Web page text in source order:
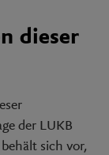
dieser
der LUKB
sich vor,